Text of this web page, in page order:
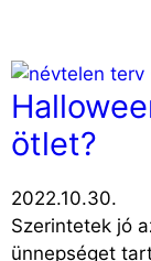
ötlet?
2022.10.30.
Szerintetek jó
ünnepséget